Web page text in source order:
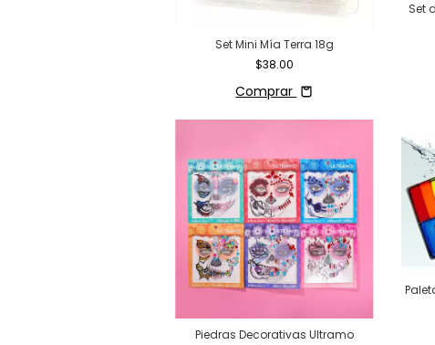
Set Mini Mía Terra 18g
$38.00
Comprar
Set
Piedras Decorativas Ultramo